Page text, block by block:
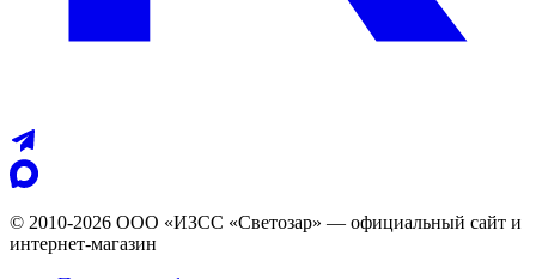
© 2010-2026 ООО «ИЗСС «Светозар» — официальный сайт и
интернет-магазин